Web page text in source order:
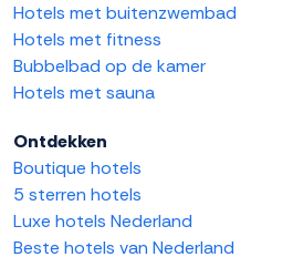
Hotels met buitenzwembad
Hotels met fitness
Bubbelbad op de kamer
Hotels met sauna
Ontdekken
Boutique hotels
5 sterren hotels
Luxe hotels Nederland
Beste hotels van Nederland